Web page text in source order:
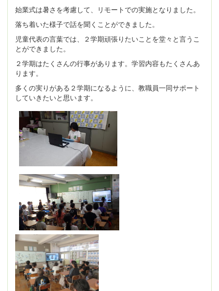
始業式は暑さを考慮して、リモートでの実施となりました。
落ち着いた様子で話を聞くことができました。
児童代表の言葉では、２学期頑張りたいことを堂々と言うこ
とができました。
２学期はたくさんの行事があります。学習内容もたくさんあ
ります。
多くの実りがある２学期になるように、教職員一同サポート
していきたいと思います。